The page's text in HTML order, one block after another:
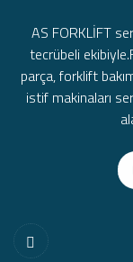
AS FORKLİFT
tecrübeli
parça, forklift
istif makinaları